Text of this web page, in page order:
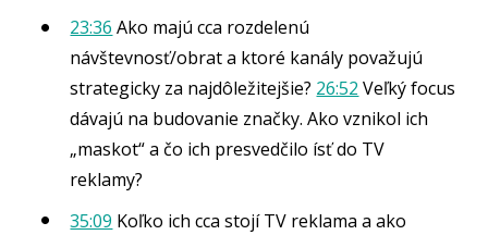
23:36 Ako majú cca rozdelenú
návštevnosť/obrat a ktoré kanály považujú
strategicky za najdôležitejšie? 26:52 Veľký focus
dávajú na budovanie značky. Ako vznikol ich
„maskot“ a čo ich presvedčilo ísť do TV
reklamy?
35:09 Koľko ich cca stojí TV reklama a ako